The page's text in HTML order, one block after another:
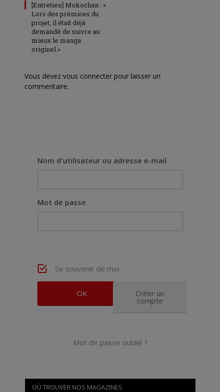
[Entretien] Mokochan : «
Lors des prémices du
projet, il était déjà
demandé de suivre au
mieux le manga
originel.»
Vous devez vous connecter pour laisser un
commentaire.
Nom d'utilisateur ou adresse e-mail
Mot de passe
Se souvenir de moi
Créer un
compte
Mot de passe oublié ?
OÙ TROUVER NOS MAGAZINES